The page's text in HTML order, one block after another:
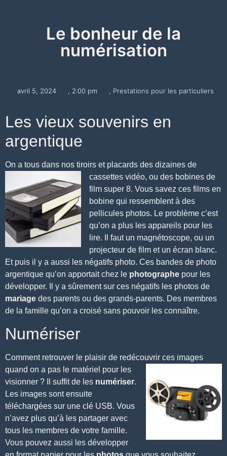
Le bonheur de la
numérisation
avril 5, 2024 , 2:00 pm , Prestations pour les particuliers
Les vieux souvenirs en
argentique
On a tous dans nos tiroirs et placards des dizaines de
cassettes vidéo, ou des bobines de
film super 8. Vous savez ces films en
bobine qui ressemblent à des
pellicules photos. Le problème c’est
qu’on a plus les appareils pour les
lire. Il faut un magnétoscope, ou un
projecteur de film et un écran blanc.
Et puis il y a aussi les négatifs photo. Ces bandes de photo
argentique qu’on apportait chez le photographe pour les
développer. Il y a sûrement sur ces négatifs les photos de
mariage des parents ou des grands-parents. Des membres
de la famille qu’on a croisé sans pouvoir les connaître.
Numériser
Comment retrouver le plaisir de redécouvrir ces images
quand on a pas le matériel pour les
visionner ? Il suffit de les numériser.
Les images sont ensuite
téléchargées sur une clé USB. Vous
n’avez plus qu’à les partager avec
tous les membres de votre famille.
Vous pouvez aussi les développer